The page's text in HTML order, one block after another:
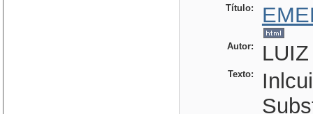
Título:
Autor:
Texto: